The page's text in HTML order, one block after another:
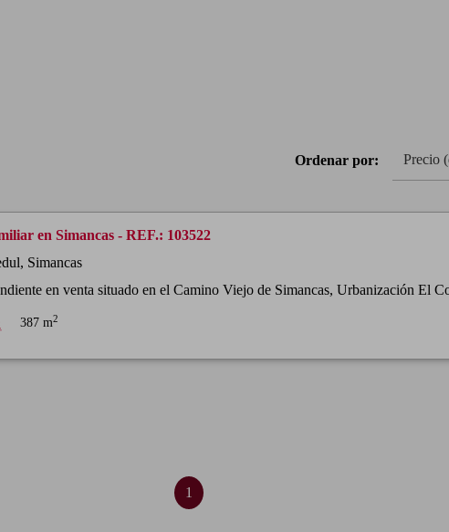
Ordenar por: Precio
en Simancas - REF.: 103522
Simancas
en venta situado en el Camino Viejo de Simancas, Urbanización El
387 m2
1